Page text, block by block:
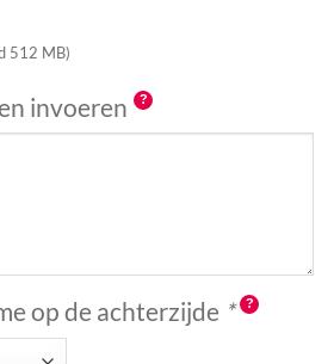
512 MB)
invoeren
op de achterzijde *